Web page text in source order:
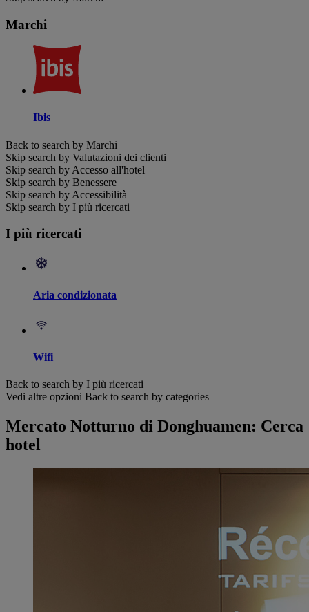
Marchi
Ibis
Back to search by Marchi
Skip search by Valutazioni dei clienti
Skip search by Accesso all'hotel
Skip search by Benessere
Skip search by Accessibilità
Skip search by I più ricercati
I più ricercati
Aria condizionata
Wifi
Back to search by I più ricercati
Vedi altre opzioni Back to search by categories
Mercato Notturno di Donghuamen: Cerca
hotel